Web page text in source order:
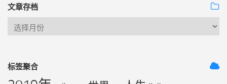
文章存档
标签聚合